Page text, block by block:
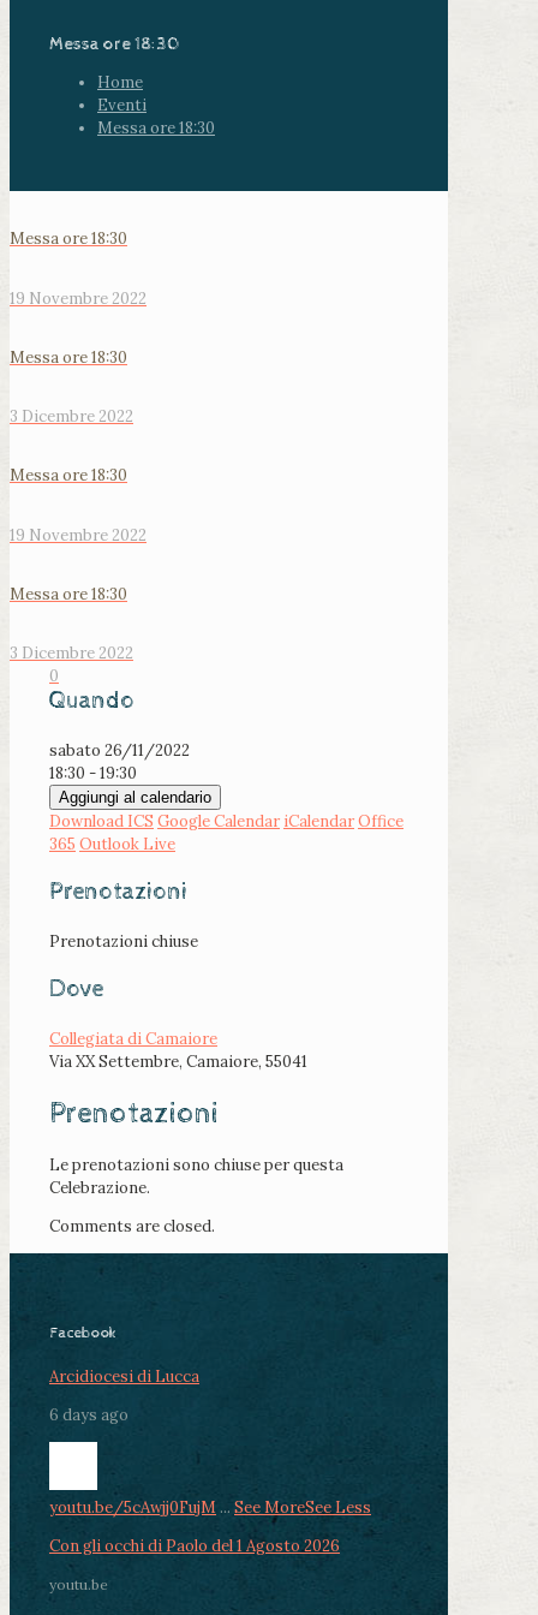
Messa ore 18:30
Home
Eventi
Messa ore 18:30
Messa ore 18:30
19 Novembre 2022
Messa ore 18:30
3 Dicembre 2022
Messa ore 18:30
19 Novembre 2022
Messa ore 18:30
3 Dicembre 2022
0
Quando
sabato 26/11/2022
18:30 - 19:30
Aggiungi al calendario
Download ICS Google Calendar iCalendarOffice
365 Outlook Live
Prenotazioni
Prenotazioni chiuse
Dove
Collegiata di Camaiore
Via XX Settembre, Camaiore, 55041
Prenotazioni
Le prenotazioni sono chiuse per questa
Celebrazione.
Comments are closed.
Facebook
Arcidiocesi di Lucca
6 days ago
youtu.be/5cAwjj0FujM ... See MoreSee Less
Con gli occhi di Paolo del 1 Agosto 2026
youtu.be